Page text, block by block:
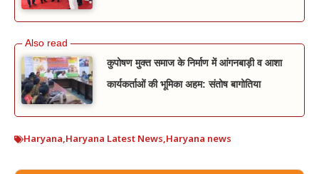
कुपोषण मुक्त समाज के निर्माण में आंगनबाड़ी व आशा
कार्यकर्ताओं की भूमिका अहम: संतोष बागोतिया
Haryana,Haryana Latest News,Haryana news